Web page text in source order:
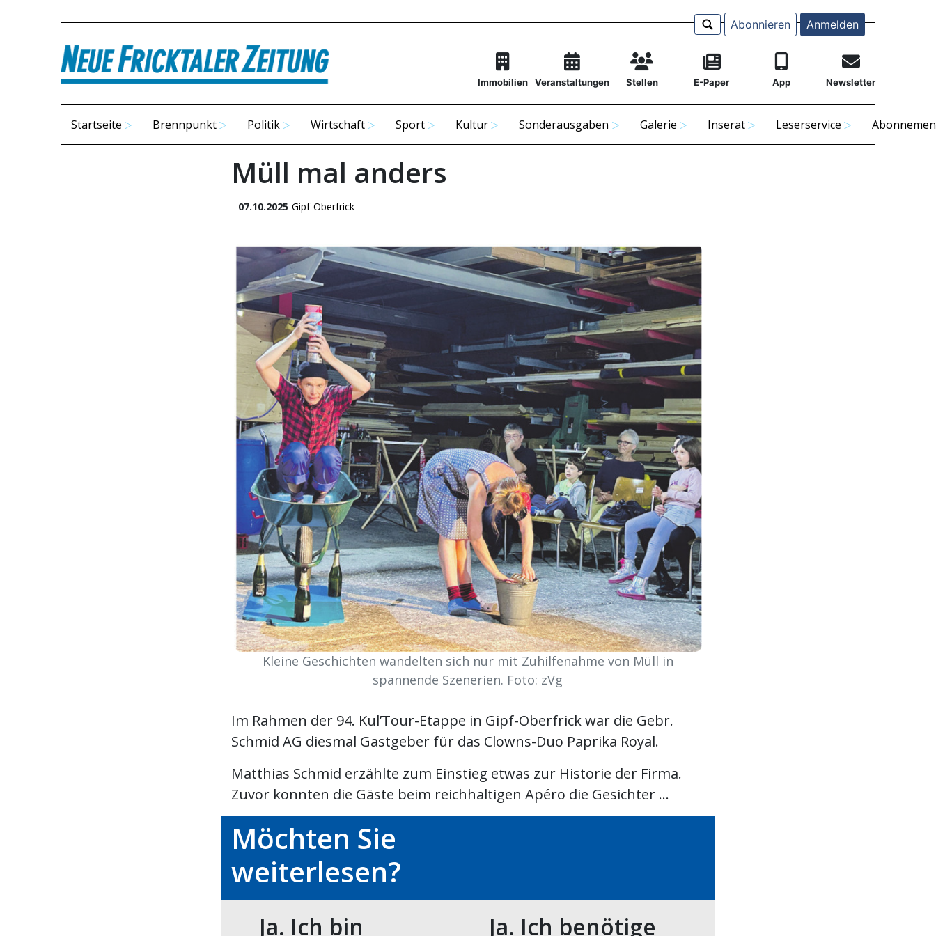
Abonnieren Anmelden
Immobilien Veranstaltungen Stellen E-Paper App Newsletter
Startseite Brennpunkt Politik Wirtschaft Sport Kultur Sonderausgaben Galerie Inserat Leserservice
Müll mal anders
07.10.2025 Gipf-Oberfrick
Kleine Geschichten wandelten sich nur mit Zuhilfenahme von Müll in
spannende Szenerien. Foto: zVg
Im Rahmen der 94. Kul’Tour-Etappe in Gipf-Oberfrick war die Gebr.
Schmid AG diesmal Gastgeber für das Clowns-Duo Paprika Royal.
Matthias Schmid erzählte zum Einstieg etwas zur Historie der Firma.
Zuvor konnten die Gäste beim reichhaltigen Apéro die Gesichter ...
Möchten Sie
weiterlesen?
Ja. Ich bin Ja. Ich benötige